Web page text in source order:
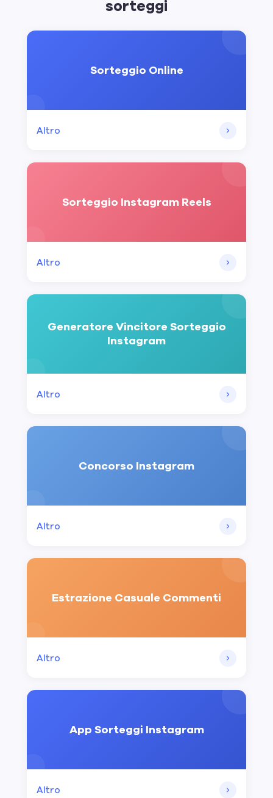
sorteggi
Sorteggio Online
Altro
Sorteggio Instagram Reels
Altro
Generatore Vincitore Sorteggio
Instagram
Altro
Concorso Instagram
Altro
Estrazione Casuale Commenti
Altro
App Sorteggi Instagram
Altro